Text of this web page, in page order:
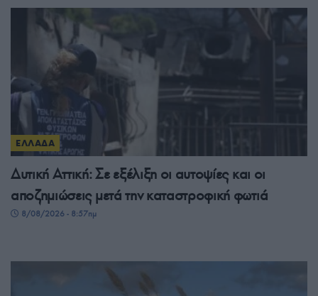
ΕΛΛΑΔΑ
Δυτική Αττική: Σε εξέλιξη οι αυτοψίες και οι
αποζημιώσεις μετά την καταστροφική φωτιά
8/08/2026 - 8:57πμ